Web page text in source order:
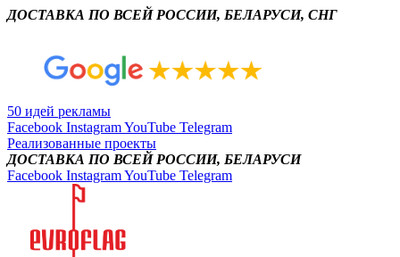
ДОСТАВКА ПО ВСЕЙ РОССИИ, БЕЛАРУСИ, СНГ
50 идей рекламы
Facebook InstagramYouTube Telegram
Реализованные проекты
ДОСТАВКА ПО ВСЕЙ РОССИИ, БЕЛАРУСИ
Facebook InstagramYouTube Telegram